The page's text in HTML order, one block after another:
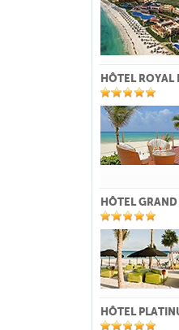
HÔTEL ROYAL
HÔTEL
HÔTEL